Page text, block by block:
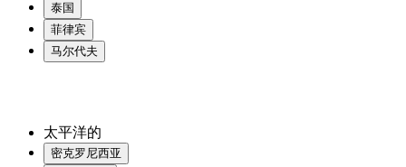
泰国
菲律宾
马尔代夫
太平洋的
密克罗尼西亚